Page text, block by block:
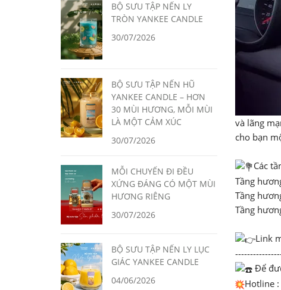
và lãng
cho bạn
Các
Tầng
Tầng
Tầng
Link
Để
Hotline
BỘ SƯU TẬP NẾN LY
TRÒN YANKEE CANDLE
30/07/2026
BỘ SƯU TẬP NẾN HŨ
YANKEE CANDLE – HƠN
30 MÙI HƯƠNG, MỖI MÙI
LÀ MỘT CẢM XÚC
30/07/2026
MỖI CHUYẾN ĐI ĐỀU
XỨNG ĐÁNG CÓ MỘT MÙI
HƯƠNG RIÊNG
30/07/2026
BỘ SƯU TẬP NẾN LY LỤC
GIÁC YANKEE CANDLE
04/06/2026